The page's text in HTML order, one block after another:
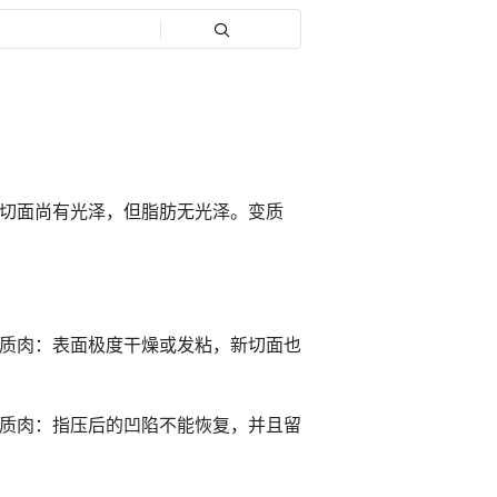
面尚有光泽，但脂肪无光泽。变质
肉：表面极度干燥或发粘，新切面也
肉：指压后的凹陷不能恢复，并且留